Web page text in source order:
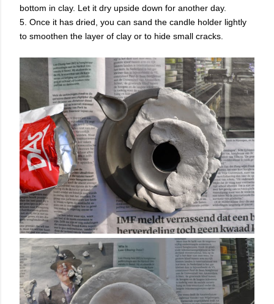
bottom in clay. Let it dry upside down for another day.
5. Once it has dried, you can sand the candle holder lightly
to smoothen the layer of clay or to hide small cracks.